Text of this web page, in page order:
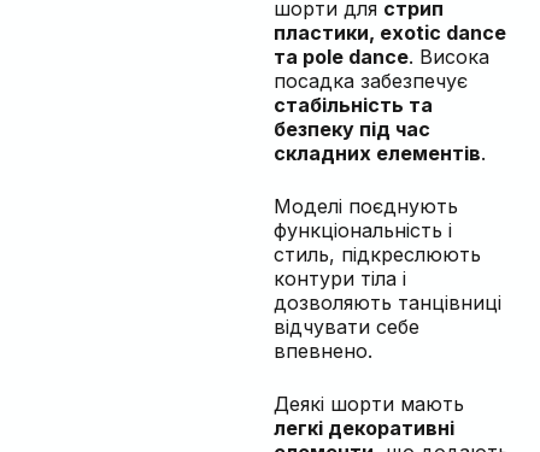
шорти для стрип
пластики, exotic dance
та pole dance. Висока
посадка забезпечує
стабільність та
безпеку під час
складних елементів.
Моделі поєднують
функціональність і
стиль, підкреслюють
контури тіла і
дозволяють танцівниці
відчувати себе
впевнено.
Деякі шорти мають
легкі декоративні